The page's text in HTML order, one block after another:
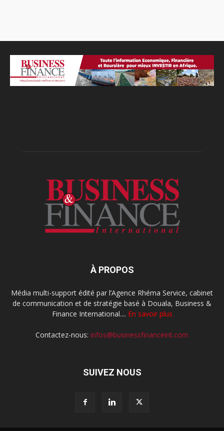
À PROPOS
Média multi-support édité par l’Agence Rhéma Service, cabinet
de communication et de stratégie basé à Douala, Business &
Finance International.... En savoir plus
Contactez-nous: infos@businessfinanceint.com
SUIVEZ NOUS